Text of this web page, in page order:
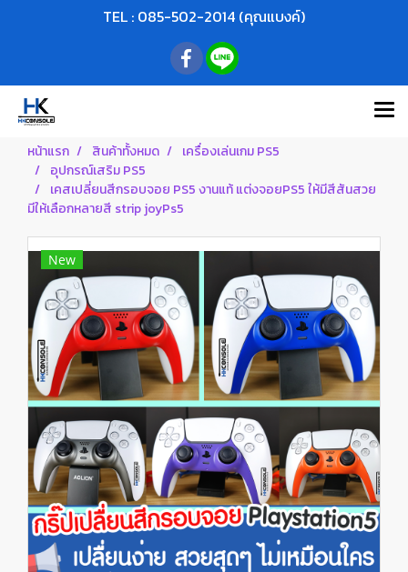
TEL : 085-502-2014 (คุณแบงค์)
หน้าแรก สินค้าทั้งหมด
เครื่องเล่นเกม PS5
อุปกรณ์เสริม PS5
เคสเปลี่ยนสีกรอบจอย PS5 งานแท้ แต่งจอยPS5 ให้มีสีสันสวย
มีให้เลือกหลายสี strip joyPs5
New